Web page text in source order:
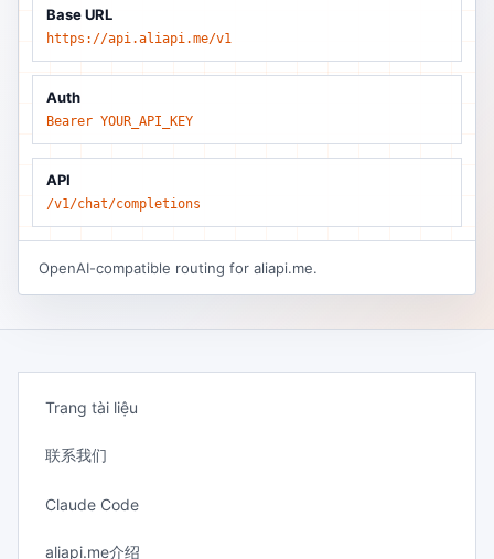
Base URL
https://api.aliapi.me/v1
Auth
Bearer YOUR_API_KEY
API
/v1/chat/completions
OpenAI-compatible routing for aliapi.me.
Trang tài liệu
联系我们
Claude Code
aliapi.me介绍